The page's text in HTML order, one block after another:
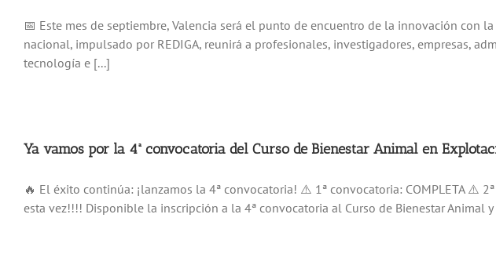
📅 Este mes de septiembre, Valencia será el punto de encuentro de la innovación con
nacional, impulsado por REDIGA, reunirá a profesionales, investigadores, empresas,
tecnología e [...]
Ya vamos por la 4ª convocatoria del Curso de Bienestar Animal en
🔥 El éxito continúa: ¡lanzamos la 4ª convocatoria! ⚠️ 1ª convocatoria: COMPLETA ⚠️
esta vez!!!! Disponible la inscripción a la 4ª convocatoria al Curso de Bienestar